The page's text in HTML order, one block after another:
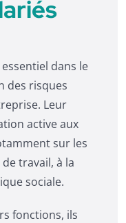
dans le
des risques
Leur
active aux
sur les
travail, à la
sociale.
fonctions, ils